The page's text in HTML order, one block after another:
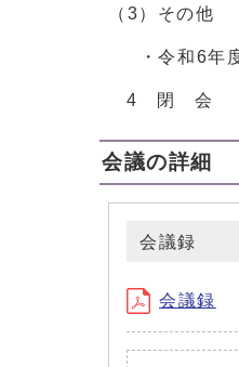
（3）その他
・令和6年度
4 閉 会
会議の詳細
会議録
会議録